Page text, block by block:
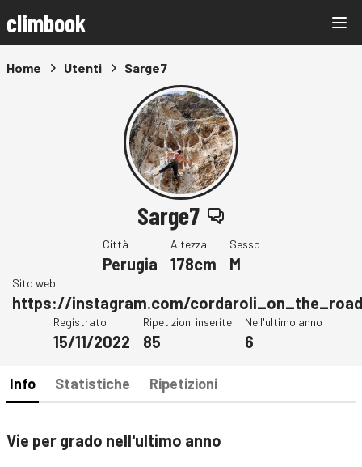
climbook
Home Utenti Sarge7
Sarge7
Città
Perugia
Altezza
178cm
Sesso
M
Sito web
https://instagram.com/cordaroli_on_the_road
Registrato
15/11/2022
Ripetizioni inserite
85
Nell'ultimo anno
6
Info Statistiche Ripetizioni
Vie per grado nell'ultimo anno